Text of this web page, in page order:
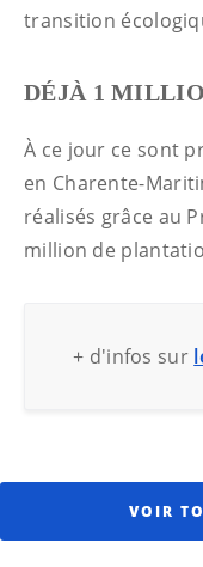
transition
DÉJÀ 1
À ce jour ce sont
en Charente-
réalisés grâce au
million de
+ d'infos sur
VOIR